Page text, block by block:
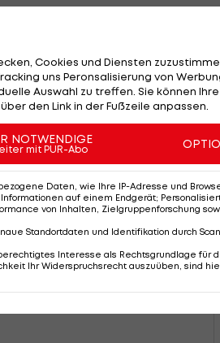
Cookies und Diensten
uns Peronsalisierung von
Auswahl zu treffen. Sie können
den Link in der Fußzeile anpassen.
NOTWENDIGE
mit PUR-Abo
Daten, wie Ihre IP-Adresse und
auf einem Endgerät;
von Inhalten, Zielgruppenforschung
Standortdaten und Identifikation durch
Interesse als Rechtsgrundlage für
Ihr Widerspruchsrecht auszuüben, sind